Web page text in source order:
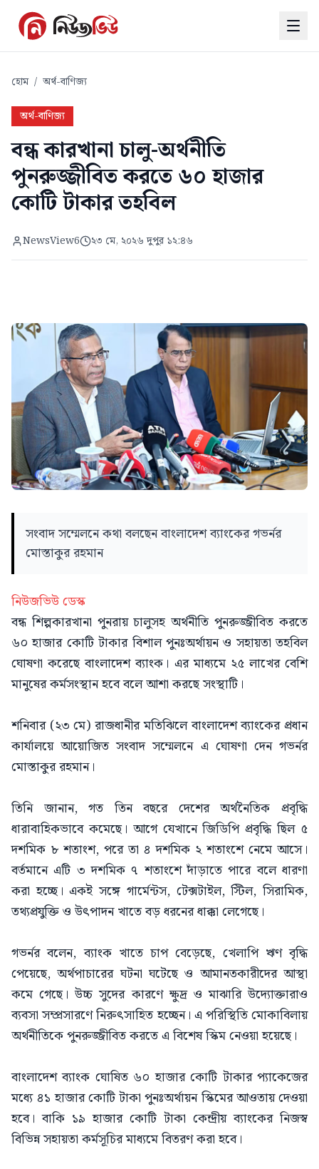
হোম / অর্থ-বাণিজ্য
অর্থ-বাণিজ্য
বন্ধ কারখানা চালু-অর্থনীতি
পুনরুজ্জীবিত করতে ৬০ হাজার
কোটি টাকার তহবিল
NewsView6 ২৩ মে, ২০২৬ দুপুর ১২:৪৬
সংবাদ সম্মেলনে কথা বলছেন বাংলাদেশ ব্যাংকের গভর্নর
মোস্তাকুর রহমান
নিউজভিউ ডেস্ক
বন্ধ শিল্পকারখানা পুনরায় চালুসহ অর্থনীতি পুনরুজ্জীবিত করতে
৬০ হাজার কোটি টাকার বিশাল পুনঃঅর্থায়ন ও সহায়তা তহবিল
ঘোষণা করেছে বাংলাদেশ ব্যাংক। এর মাধ্যমে ২৫ লাখের বেশি
মানুষের কর্মসংস্থান হবে বলে আশা করছে সংস্থাটি।
শনিবার (২৩ মে) রাজধানীর মতিঝিলে বাংলাদেশ ব্যাংকের প্রধান
কার্যালয়ে আয়োজিত সংবাদ সম্মেলনে এ ঘোষণা দেন গভর্নর
মোস্তাকুর রহমান।
তিনি জানান, গত তিন বছরে দেশের অর্থনৈতিক প্রবৃদ্ধি
ধারাবাহিকভাবে কমেছে। আগে যেখানে জিডিপি প্রবৃদ্ধি ছিল ৫
দশমিক ৮ শতাংশ, পরে তা ৪ দশমিক ২ শতাংশে নেমে আসে।
বর্তমানে এটি ৩ দশমিক ৭ শতাংশে দাঁড়াতে পারে বলে ধারণা
করা হচ্ছে। একই সঙ্গে গার্মেন্টস, টেক্সটাইল, স্টিল, সিরামিক,
তথ্যপ্রযুক্তি ও উৎপাদন খাতে বড় ধরনের ধাক্কা লেগেছে।
গভর্নর বলেন, ব্যাংক খাতে চাপ বেড়েছে, খেলাপি ঋণ বৃদ্ধি
পেয়েছে, অর্থপাচারের ঘটনা ঘটেছে ও আমানতকারীদের আস্থা
কমে গেছে। উচ্চ সুদের কারণে ক্ষুদ্র ও মাঝারি উদ্যোক্তারাও
ব্যবসা সম্প্রসারণে নিরুৎসাহিত হচ্ছেন। এ পরিস্থিতি মোকাবিলায়
অর্থনীতিকে পুনরুজ্জীবিত করতে এ বিশেষ স্কিম নেওয়া হয়েছে।
বাংলাদেশ ব্যাংক ঘোষিত ৬০ হাজার কোটি টাকার প্যাকেজের
মধ্যে ৪১ হাজার কোটি টাকা পুনঃঅর্থায়ন স্কিমের আওতায় দেওয়া
হবে। বাকি ১৯ হাজার কোটি টাকা কেন্দ্রীয় ব্যাংকের নিজস্ব
বিভিন্ন সহায়তা কর্মসূচির মাধ্যমে বিতরণ করা হবে।